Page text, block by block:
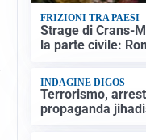
FRIZIONI TRA PAESI
Strage di Crans-
la parte civile:
INDAGINE DIGOS
Terrorismo,
propaganda